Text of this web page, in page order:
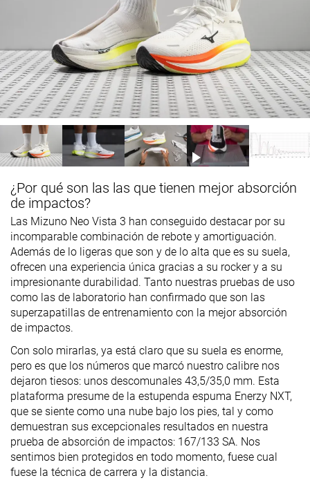
¿Por qué son las las que tienen mejor absorción
de impactos?
Las Mizuno Neo Vista 3 han conseguido destacar por su
incomparable combinación de rebote y amortiguación.
Además de lo ligeras que son y de lo alta que es su suela,
ofrecen una experiencia única gracias a su rocker y a su
impresionante durabilidad. Tanto nuestras pruebas de uso
como las de laboratorio han confirmado que son las
superzapatillas de entrenamiento con la mejor absorción
de impactos.
Con solo mirarlas, ya está claro que su suela es enorme,
pero es que los números que marcó nuestro calibre nos
dejaron tiesos: unos descomunales 43,5/35,0 mm. Esta
plataforma presume de la estupenda espuma Enerzy NXT,
que se siente como una nube bajo los pies, tal y como
demuestran sus excepcionales resultados en nuestra
prueba de absorción de impactos: 167/133 SA. Nos
sentimos bien protegidos en todo momento, fuese cual
fuese la técnica de carrera y la distancia.